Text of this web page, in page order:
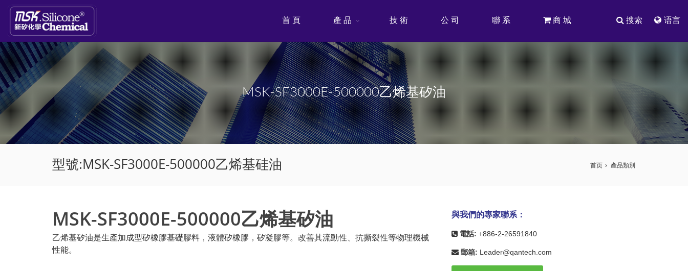
语言
搜索
首 頁 產 品 技 術 公 司 聯 系 商 城
MSK-SF3000E-500000乙烯基矽油
型號:MSK-SF3000E-500000乙烯基硅油 首页 產品類別
MSK-SF3000E-500000乙烯基矽油
乙烯基矽油是生產加成型矽橡膠基礎膠料，液體矽橡膠，矽凝膠等。改善其流動性、抗撕裂性等物理機械
性能。
與我們的專家聯系：
電話: +886-2-26591840
郵箱: Leader@qantech.com